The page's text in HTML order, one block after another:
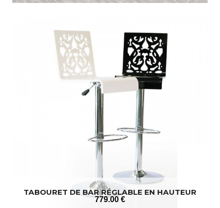
TABOURET DE BAR RÉGLABLE EN HAUTEUR
779.00 €